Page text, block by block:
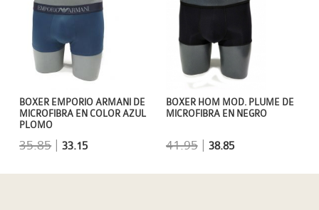
BOXER HOM MOD. PLUME DE
MICROFIBRA EN NEGRO
41.95| 38.85
BOXER EMPORIO ARMANI DE
MICROFIBRA EN COLOR AZUL
PLOMO
35.85 |33.15